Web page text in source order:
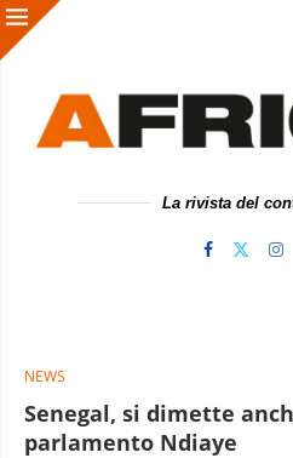
La rivista del
NEWS
Senegal, si dimette
parlamento Ndiaye